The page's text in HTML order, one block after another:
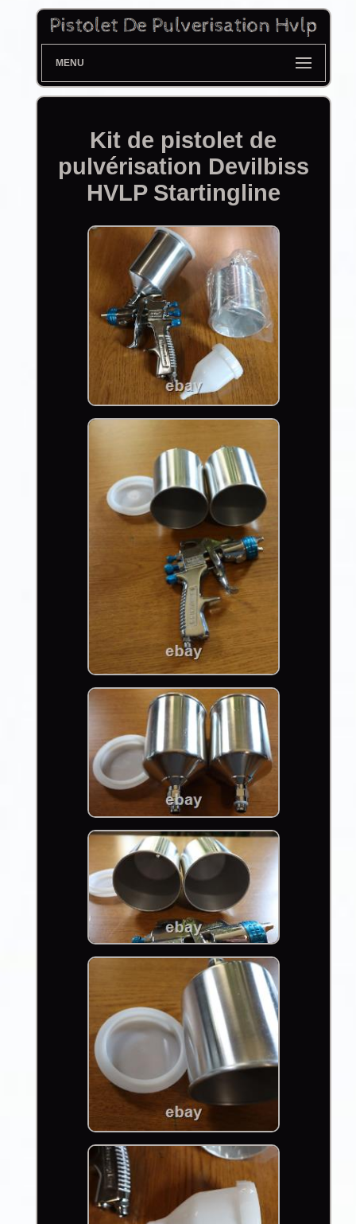
MENU
Kit de pistolet de
pulvérisation Devilbiss
HVLP Startingline